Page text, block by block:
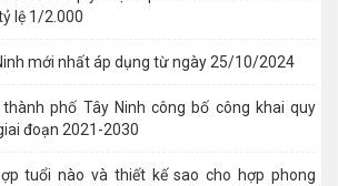
lệ 1/2.000
mới nhất áp dụng từ ngày 25/10/2024
phố Tây Ninh công bố công khai quy
đoạn 2021-2030
tuổi nào và thiết kế sao cho hợp phong